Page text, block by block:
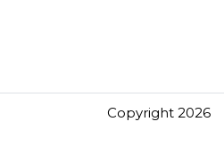
Copyright 2026